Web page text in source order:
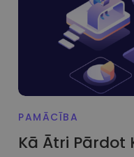
Viedas atziņas
PAMĀCĪBA
Kā Ātri Pārdot